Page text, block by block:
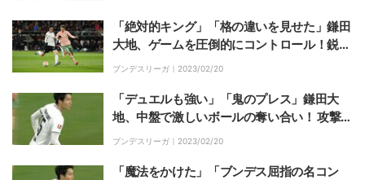
「絶対的キング」「格の違いを見せた」鎌田
大地、ゲームを圧倒的にコントロール！鋭い
縦パスや神トラップを連発
ブンデスリーガ｜ 2023/02/20
「デュエルも強い」「鬼のプレス」鎌田大
地、中盤で激しいボールの奪い合い！ 攻撃だ
けじゃない、闘志溢れるディフェンスも話題
ブンデスリーガ｜ 2023/02/20
「魔法をかけた」「ブンデス屈指の名コン